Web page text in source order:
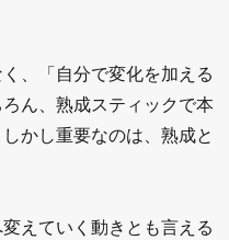
、「自分で変化を加える
ん、熟成スティックで本
かし重要なのは、熟成と
えていく動きとも言える